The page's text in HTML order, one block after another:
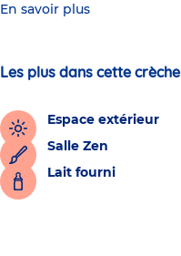
En savoir plus
Les plus dans cette crèche
Espace extérieur
Salle Zen
Lait fourni